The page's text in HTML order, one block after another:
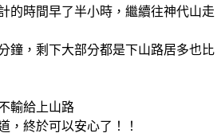
的時間早了半小時，繼續往神代山走
鐘，剩下大部分都是下山路居多也比
輸給上山路
，終於可以安心了！！